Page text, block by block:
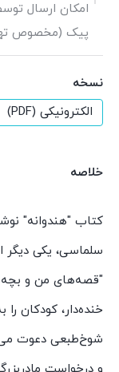
امکان ارسال
پیک (مخصوص
نسخه
الکترونیکی (PDF)
خلاصه
کتاب "هندوانه"
سلماسی، یکی دیگر
"قصه‌های من و
خنده‌دار، کودکان را
شوخ‌طبعی دعوت